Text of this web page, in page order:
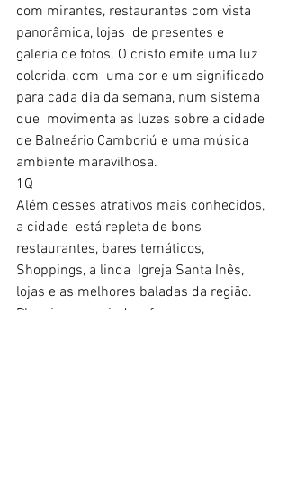
com mirantes, restaurantes com vista
panorâmica, lojas  de presentes e
galeria de fotos. O cristo emite uma luz
colorida, com  uma cor e um significado
para cada dia da semana, num sistema
que  movimenta as luzes sobre a cidade
de Balneário Camboriú e uma música
ambiente maravilhosa.
1Q
Além desses atrativos mais conhecidos,
a cidade  está repleta de bons
restaurantes, bares temáticos,
Shoppings, a linda  Igreja Santa Inês,
lojas e as melhores baladas da região.
Planeje a sua vinda e faça agora mesmo